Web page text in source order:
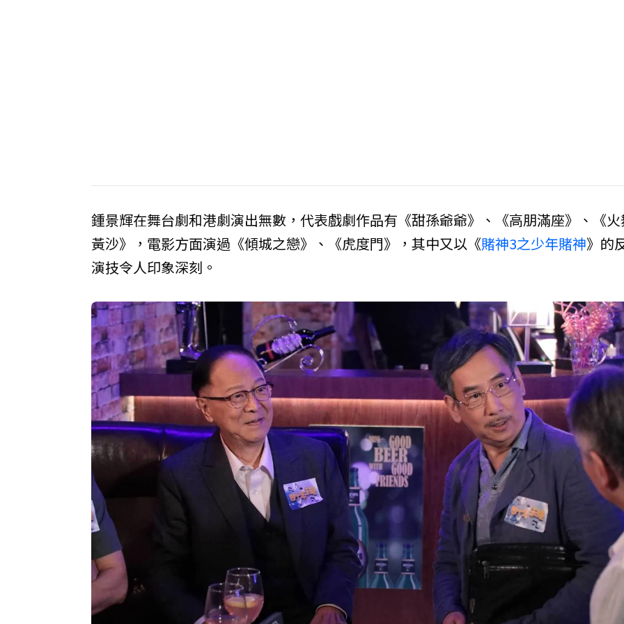
鍾景輝在舞台劇和港劇演出無數，代表戲劇作品有《甜孫爺爺》、《高朋滿座》、《
黃沙》，電影方面演過《傾城之戀》、《虎度門》，其中又以《賭神3之少年賭神》的
演技令人印象深刻。